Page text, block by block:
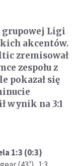
grupowej Ligi
akcentów.
zremisował
zespołu z
pokazał się
wynik na 3:1
1:3 (0:3)